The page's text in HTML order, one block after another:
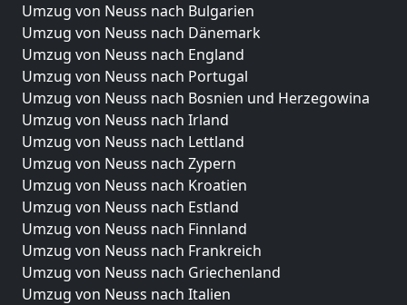
Umzug von Neuss nach Bulgarien
Umzug von Neuss nach Dänemark
Umzug von Neuss nach England
Umzug von Neuss nach Portugal
Umzug von Neuss nach Bosnien und Herzegowina
Umzug von Neuss nach Irland
Umzug von Neuss nach Lettland
Umzug von Neuss nach Zypern
Umzug von Neuss nach Kroatien
Umzug von Neuss nach Estland
Umzug von Neuss nach Finnland
Umzug von Neuss nach Frankreich
Umzug von Neuss nach Griechenland
Umzug von Neuss nach Italien